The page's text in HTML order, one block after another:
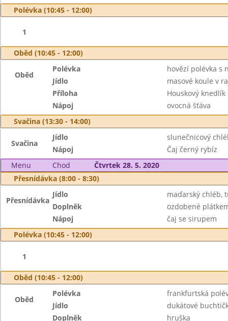
Polévka (10:45 - 12:00)
1
Oběd (10:45 - 12:00)
Oběd
Polévka
hovězí polévka s
Jídlo
masové koule v
Příloha
Houskový knedlík
Nápoj
ovocná šťáva
Svačina (13:30 - 14:00)
Svačina
Jídlo
slunečnicový
Nápoj
Čaj černý rybíz
Menu
Chod
Čtvrtek 28. 5. 2020
Přesnídávka (8:00 - 8:30)
Přesnídávka
Jídlo
maďarský chléb,
Doplněk
ozdobené
Nápoj
čaj se sirupem
Polévka (10:45 - 12:00)
1
Oběd (10:45 - 12:00)
Oběd
Polévka
frankfurtská
Jídlo
dukátové
Doplněk
hruška